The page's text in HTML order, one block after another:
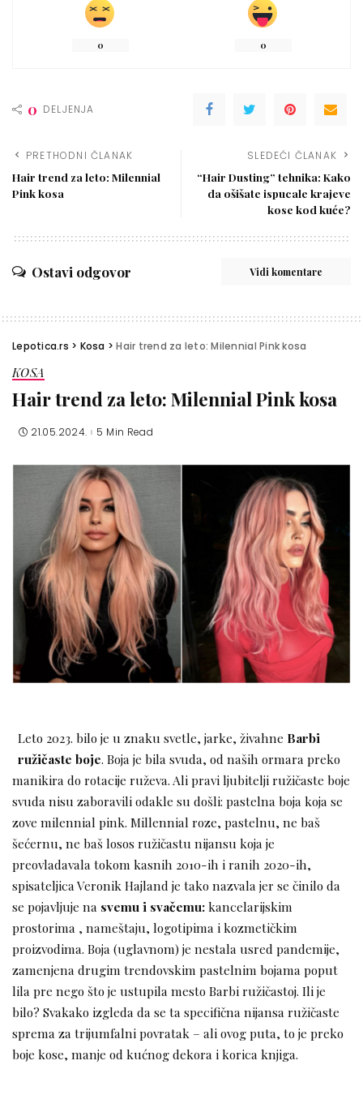
0 0
0 DELJENJA
PRETHODNI ČLANAK
Hair trend za leto: Milennial
Pink kosa
SLEDEĆI ČLANAK
“Hair Dusting” tehnika: Kako
da ošišate ispucale krajeve
kose kod kuće?
Ostavi odgovor Vidi komentare
Lepotica.rs > Kosa >Hair trend za leto: Milennial Pink kosa
KOSA
Hair trend za leto: Milennial Pink kosa
21.05.2024. 5 Min Read
Leto 2023. bilo je u znaku svetle, jarke, živahne Barbi
ružičaste boje. Boja je bila svuda, od naših ormara preko
manikira do rotacije ruževa. Ali pravi ljubitelji ružičaste boje
svuda nisu zaboravili odakle su došli: pastelna boja koja se
zove milennial pink. Millennial roze, pastelnu, ne baš
šećernu, ne baš losos ružičastu nijansu koja je
preovladavala tokom kasnih 2010-ih i ranih 2020-ih,
spisateljica Veronik Hajland je tako nazvala jer se činilo da
se pojavljuje na svemu i svačemu:kancelarijskim
prostorima , nameštaju, logotipima i kozmetičkim
proizvodima. Boja (uglavnom) je nestala usred pandemije,
zamenjena drugim trendovskim pastelnim bojama poput
lila pre nego što je ustupila mesto Barbi ružičastoj. Ili je
bilo? Svakako izgleda da se ta specifična nijansa ružičaste
sprema za trijumfalni povratak – ali ovog puta, to je preko
boje kose, manje od kućnog dekora i korica knjiga.